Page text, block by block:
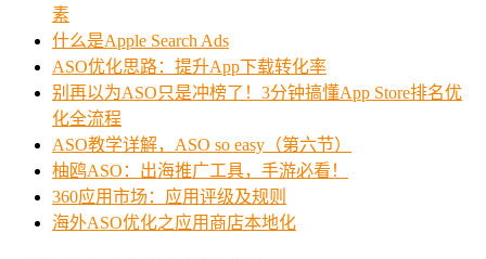
素
什么是Apple Search Ads
ASO优化思路：提升App下载转化率
别再以为ASO只是冲榜了！3分钟搞懂App Store排名优
化全流程
ASO教学详解，ASO so easy（第六节）
柚鸥ASO：出海推广工具，手游必看！
360应用市场：应用评级及规则
海外ASO优化之应用商店本地化